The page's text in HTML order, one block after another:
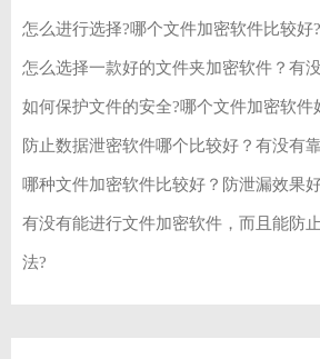
怎么进行选择?哪个文件加密软件比较好?
怎么选择一款好的文件夹加密软件？有
如何保护文件的安全?哪个文件加密软件
防止数据泄密软件哪个比较好？有没有
哪种文件加密软件比较好？防泄漏效果
有没有能进行文件加密软件，而且能防
法?